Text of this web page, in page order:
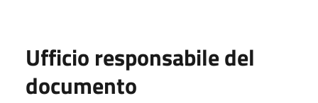
Ufficio responsabile del
documento